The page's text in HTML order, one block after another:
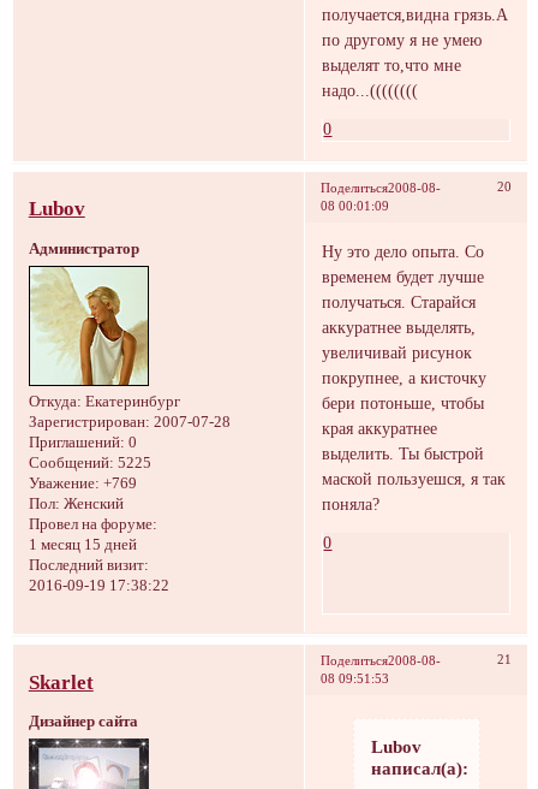
получается,видна грязь.А
по другому я не умею
выделят то,что мне
надо...((((((((
0
Поделиться 20
2008-08-
08 00:01:09
Lubov
Администратор
Откуда: Екатеринбург
Зарегистрирован: 2007-07-28
Приглашений: 0
Сообщений: 5225
Уважение: +769
Пол: Женский
Провел на форуме:
1 месяц 15 дней
Последний визит:
2016-09-19 17:38:22
Ну это дело опыта. Со
временем будет лучше
получаться. Старайся
аккуратнее выделять,
увеличивай рисунок
покрупнее, а кисточку
бери потоньше, чтобы
края аккуратнее
выделить. Ты быстрой
маской пользуешся, я так
поняла?
0
Поделиться 21
2008-08-
08 09:51:53
Skarlet
Дизайнер сайта
Lubov
написал(а):